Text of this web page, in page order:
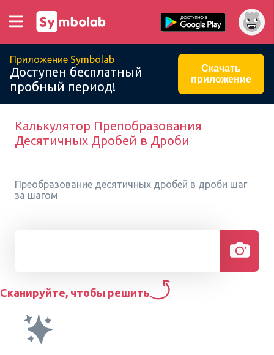
Приложение Symbolab
Доступен бесплатный
пробный период!
Скачать
приложение
Калькулятор Препобразования
Десятичных Дробей в Дроби
Преобразование десятичных дробей в дроби шаг
за шагом
Сканируйте, чтобы решить